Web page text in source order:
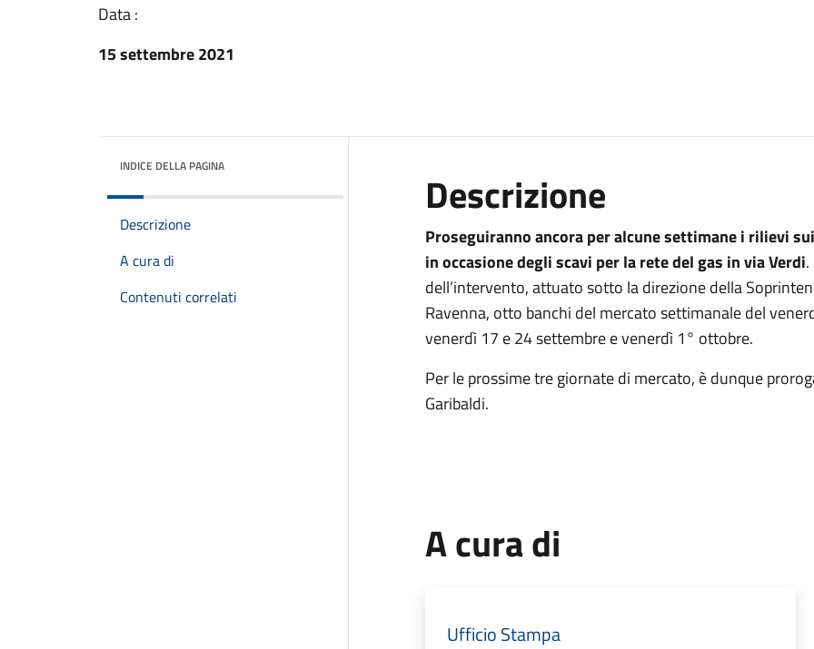
Data :
15 settembre 2021
INDICE DELLA PAGINA
Descrizione
A cura di
Contenuti correlati
Descrizione
Proseguiranno ancora per alcune settimane i rilievi
in occasione degli scavi per la rete del gas in via Verdi
dell’intervento, attuato sotto la direzione della
Ravenna, otto banchi del mercato settimanale del
venerdì 17 e 24 settembre e venerdì 1° ottobre.
Per le prossime tre giornate di mercato, è dunque
Garibaldi.
A cura di
Ufficio Stampa